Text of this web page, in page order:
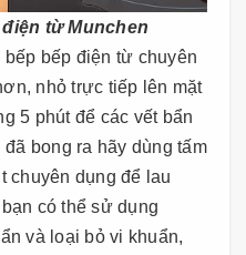
từ Munchen
bếp điện từ chuyên
nhỏ trực tiếp lên mặt
5 phút để các vết bẩn
bong ra hãy dùng tấm
chuyên dụng để lau
có thể sử dụng
và loại bỏ vi khuẩn,